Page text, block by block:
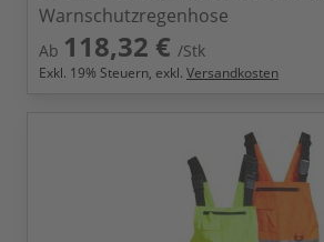
Warnschutzregenhose
Ab 118,32 € /Stk
Exkl. 19% Steuern, exkl. Versandkosten